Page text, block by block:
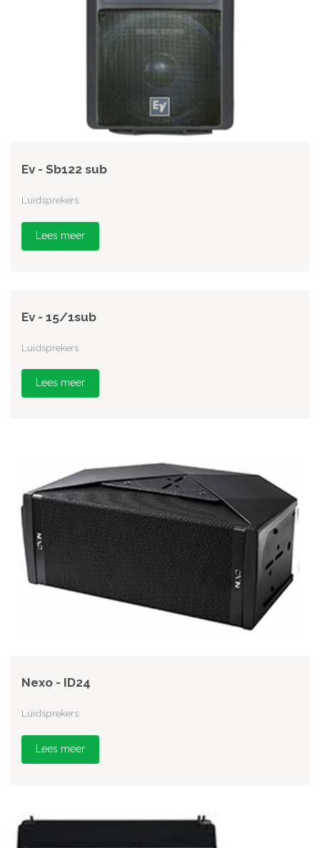
Ev - Sb122 sub
Luidsprekers
Lees meer
Ev - 15/1sub
Luidsprekers
Lees meer
Nexo - ID24
Luidsprekers
Lees meer